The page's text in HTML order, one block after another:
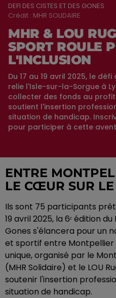
DEFI DES CISTES ET DES GONES
Crédit : MHR SOLIDAIRE
MHR & LOU
SPORT ROULE
L'INCLUSION
Du 17 au 19 avril 2025, le
relie l'Isle-sur-la-Sorgue à
collecter des fonds au profit
soutient l'insertion
situation de handicap.
pour participer à cette
ENTRE
LE CŒUR SUR
Ils sont 75 participants
19 avril 2025, la 6ᵉ édition
Gones s'élancera pour un
et sportif entre Montpellier
unique, organisé par le
(MHR Solidaire) et le LOU
soutenir l'insertion
situation de handicap.